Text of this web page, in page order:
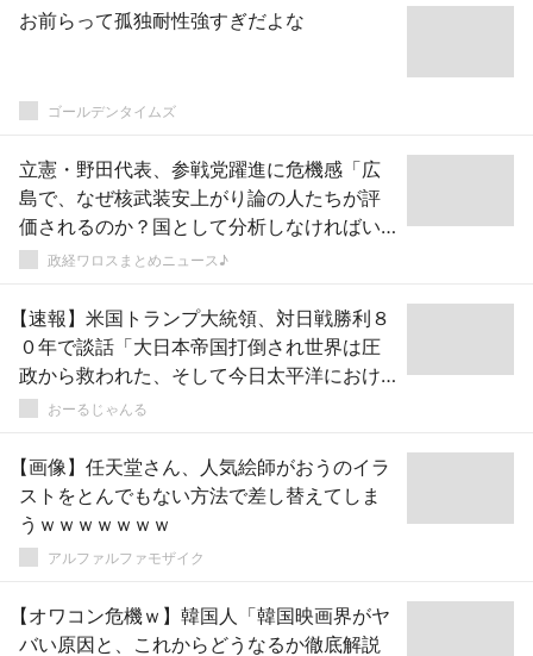
お前らって孤独耐性強すぎだよな
ゴールデンタイムズ
立憲・野田代表、参戦党躍進に危機感「広
島で、なぜ核武装安上がり論の人たちが評
価されるのか？国として分析しなければい
けない！」ｗｗｗｗｗｗｗｗｗｗｗｗｗｗ
政経ワロスまとめニュース♪
【速報】米国トランプ大統領、対日戦勝利８
０年で談話「大日本帝国打倒され世界は圧
政から救われた、そして今日太平洋におけ
る最も強力な同盟国になった」
おーるじゃんる
【画像】任天堂さん、人気絵師がおうのイラ
ストをとんでもない方法で差し替えてしま
うｗｗｗｗｗｗｗ
アルファルファモザイク
【オワコン危機ｗ】韓国人「韓国映画界がヤ
バい原因と、これからどうなるか徹底解説